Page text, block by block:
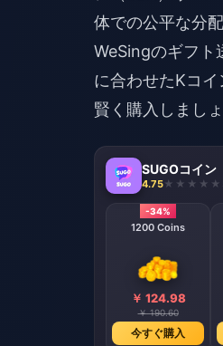
体での公平な分
WeSingのギフト
に合わせたKコ
賢く購入しましょ
SUGOコイン
4.75
-34%
1200 Coins
￥ 124.98
￥ 190.60
今すぐ購入